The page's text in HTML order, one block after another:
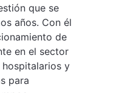
que se
años. Con él
de
en el sector
y
para